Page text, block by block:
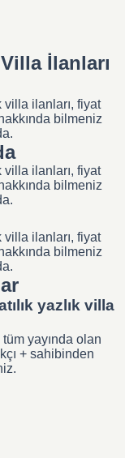
İlanları
villa ilanları, fiyat
bilmeniz
villa ilanları, fiyat
bilmeniz
villa ilanları, fiyat
bilmeniz
yazlık villa
yayında olan
+ sahibinden